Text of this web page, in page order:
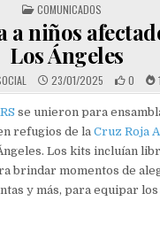
POSTED IN
COMUNICADOS
a niños
Los Ángeles
23/01/2025 0
se unieron para
refugios de la Cruz Roja
Los kits incluían
brindar momentos de
y más, para equipar